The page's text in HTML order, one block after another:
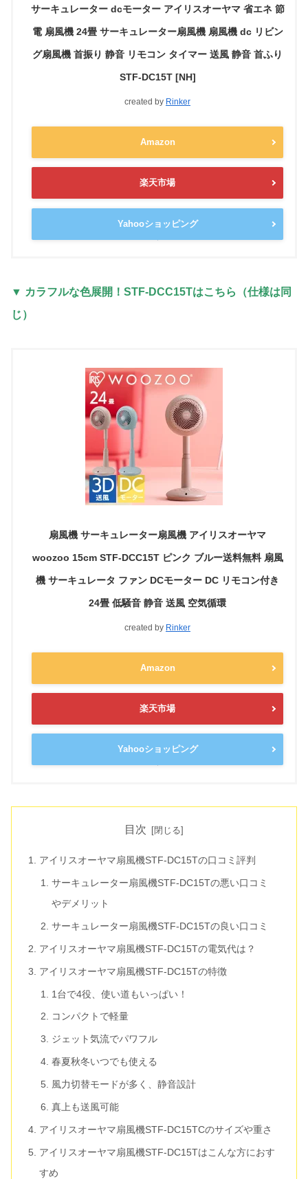
サーキュレーター dcモーター アイリスオーヤマ 省エネ 節
電 扇風機 24畳 サーキュレーター扇風機 扇風機 dc リビン
グ扇風機 首振り 静音 リモコン タイマー 送風 静音 首ふり
STF-DC15T [NH]
created by Rinker
Amazon
楽天市場
Yahooショッピング
▼ カラフルな色展開！STF-DCC15Tはこちら（仕様は同
じ）
扇風機 サーキュレーター扇風機 アイリスオーヤマ
woozoo 15cm STF-DCC15T ピンク ブルー送料無料 扇風
機 サーキュレータ ファン DCモーター DC リモコン付き
24畳 低騒音 静音 送風 空気循環
created by Rinker
Amazon
楽天市場
Yahooショッピング
目次
アイリスオーヤマ扇風機STF-DC15Tの口コミ評判
サーキュレーター扇風機STF-DC15Tの悪い口コミ
やデメリット
サーキュレーター扇風機STF-DC15Tの良い口コミ
アイリスオーヤマ扇風機STF-DC15Tの電気代は？
アイリスオーヤマ扇風機STF-DC15Tの特徴
1台で4役、使い道もいっぱい！
コンパクトで軽量
ジェット気流でパワフル
春夏秋冬いつでも使える
風力切替モードが多く、静音設計
真上も送風可能
アイリスオーヤマ扇風機STF-DC15TCのサイズや重さ
アイリスオーヤマ扇風機STF-DC15Tはこんな方におす
すめ